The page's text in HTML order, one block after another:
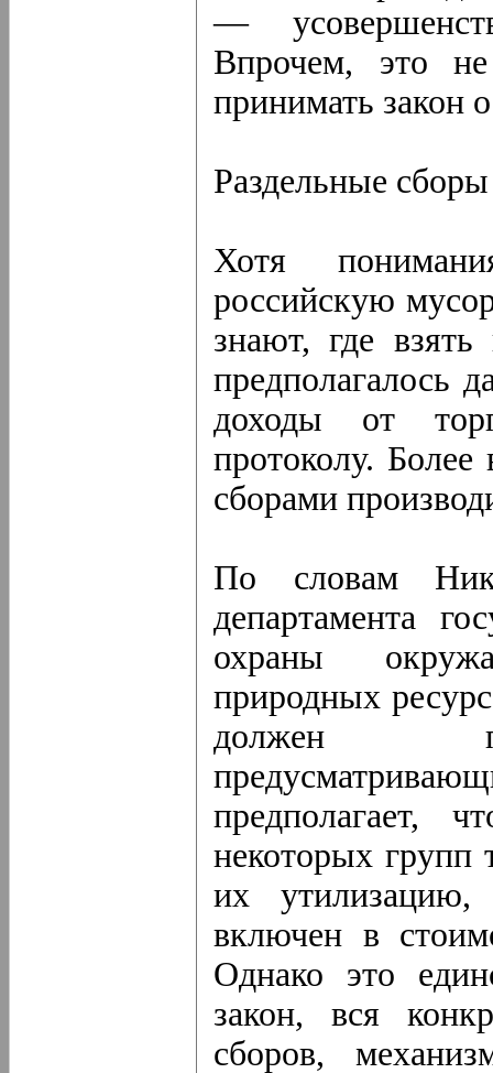
—
Впрочем, это
принимать закон
Раздельные сборы
Хотя
российскую
знают, где
предполагалось
доходы от
протоколу.
сборами
По словам
департамента
охраны
природных
должен
предполагает,
некоторых групп
их утилизацию,
включен в
Однако это
закон, вся
сборов,